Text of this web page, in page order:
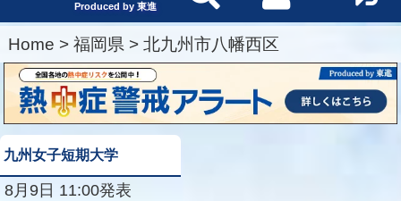
Produced by 東進
Home > 福岡県 > 北九州市八幡西区
九州女子短期大学
8月9日 11:00発表